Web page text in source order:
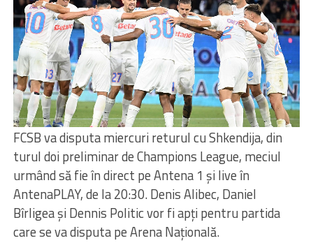
FCSB va disputa miercuri returul cu Shkendija, din
turul doi preliminar de Champions League, meciul
urmând să fie în direct pe Antena 1 şi live în
AntenaPLAY, de la 20:30. Denis Alibec, Daniel
Bîrligea şi Dennis Politic vor fi apţi pentru partida
care se va disputa pe Arena Naţională.